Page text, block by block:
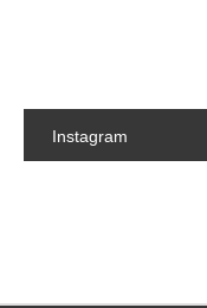
Instagram